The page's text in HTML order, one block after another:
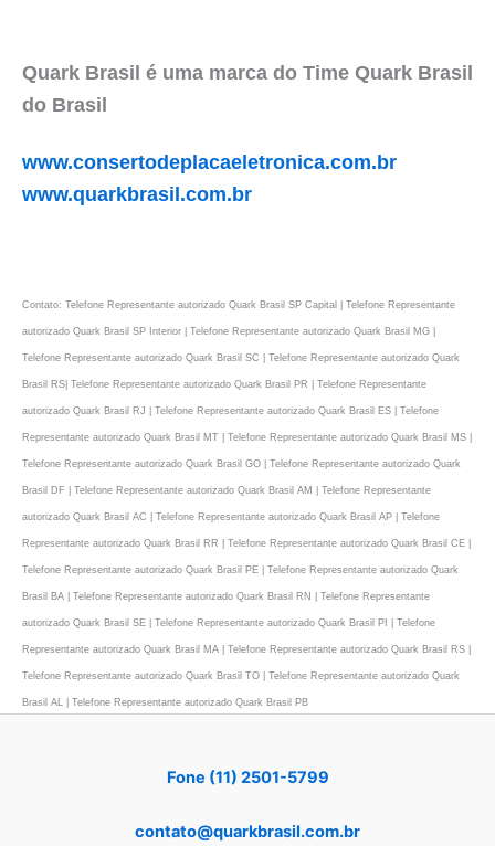
Quark Brasil é uma marca do Time Quark Brasil
do Brasil
www.consertodeplacaeletronica.com.br
www.quarkbrasil.com.br
Contato: Telefone Representante autorizado Quark Brasil SP Capital | Telefone Representante
autorizado Quark Brasil SP Interior | Telefone Representante autorizado Quark Brasil MG |
Telefone Representante autorizado Quark Brasil SC | Telefone Representante autorizado Quark
Brasil RS| Telefone Representante autorizado Quark Brasil PR | Telefone Representante
autorizado Quark Brasil RJ | Telefone Representante autorizado Quark Brasil ES | Telefone
Representante autorizado Quark Brasil MT | Telefone Representante autorizado Quark Brasil MS |
Telefone Representante autorizado Quark Brasil GO | Telefone Representante autorizado Quark
Brasil DF | Telefone Representante autorizado Quark Brasil AM | Telefone Representante
autorizado Quark Brasil AC | Telefone Representante autorizado Quark Brasil AP | Telefone
Representante autorizado Quark Brasil RR | Telefone Representante autorizado Quark Brasil CE |
Telefone Representante autorizado Quark Brasil PE | Telefone Representante autorizado Quark
Brasil BA | Telefone Representante autorizado Quark Brasil RN | Telefone Representante
autorizado Quark Brasil SE | Telefone Representante autorizado Quark Brasil PI | Telefone
Representante autorizado Quark Brasil MA | Telefone Representante autorizado Quark Brasil RS |
Telefone Representante autorizado Quark Brasil TO | Telefone Representante autorizado Quark
Brasil AL | Telefone Representante autorizado Quark Brasil PB
Fone (11) 2501-5799
contato@quarkbrasil.com.br